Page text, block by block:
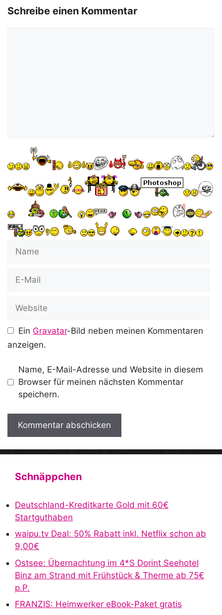
Schreibe einen Kommentar
Mail
Ein Gravatar-Bild neben meinen Kommentaren
anzeigen.
Name, E-Mail-Adresse und Website in diesem
Browser für meinen nächsten Kommentar
speichern.
A
n
t
Schnäppchen
Deutschland-Kreditkarte Gold mit 60€
Startguthaben
waipu.tv Deal: 50% Rabatt inkl. Netflix schon ab
9,00€
Ostsee: Übernachtung im 4*S Dorint Seehotel
Binz am Strand mit Frühstück & Therme ab 75€
p.P.
FRANZIS: Heimwerker eBook-Paket gratis